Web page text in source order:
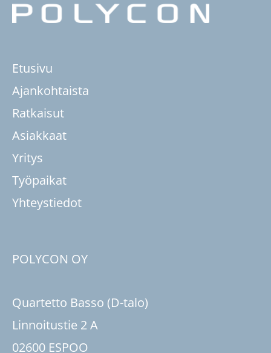
Etusivu
Ajankohtaista
Ratkaisut
Asiakkaat
Yritys
Työpaikat
Yhteystiedot
POLYCON OY
Quartetto Basso (D-talo)
Linnoitustie 2 A
02600 ESPOO